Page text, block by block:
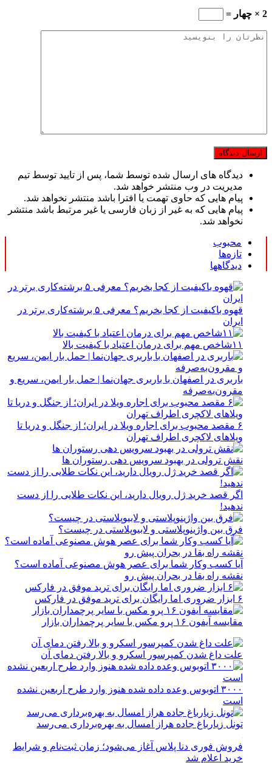
2 × چهار =
دیدگاه های ارسال شده توسط شما، پس از تایید توسط تیم
مدیریت در وب منتشر خواهد شد.
پیام هایی که حاوی تهمت یا افترا باشد منتشر نخواهد شد.
پیام هایی که به غیر از زبان فارسی یا غیر مرتبط باشد منتشر
نخواهد شد.
محبوب
تازه‌ها
دیدگاهها
قهوه باکیفیت از کجا بخریم؟ معرفی ۵ برشته‌کاری برتر در
ایران
۱۱شاخص مهم برای درمان اعتیاد با کیفیت بالا
باربری در اصفهان با باربری جهان‌نما | حمل بار ایمن، سریع و
مقرون‌به‌صرفه
۶ مقصد محبوب برای اجاره ویلا در ایران؛ از جنگل و دریا تا
ویلاهای لاکچری اطراف تهران
نقش ترولی در بهبود سرویس دهی رستوران ها
اگر قصد خرید ژل رویال دارید، این نکات طلایی را از دست
ندهید!
فرق بین واژینوپلاستی و لابیوپلاستی در چیست؟
آیا کسب وکار شما برای عصر هوش مصنوعی آماده است؟
نقشه راه بقا در بحران پیش رو
۶ ابزار ضروری اما رایگان برای ترید موفق در فارکس
مقایسه آیفون ۱۶ پرو مکس با سایر پرچمداران بازار
علت داغ شدن کمپرسور اسکرو و بالا رفتن دمای آن
۳۰۰۰ اتوبوس وعده داده شده هنوز وارد طرح اربعین نشده
است
تونل زیارباغ جاده هراز امسال به بهره‌برداری می‌رسد
فروش فوری دنا پلاس آغاز می‌شود؛ زمان ثبت‌نام و شرایط
خرید اعلام شد